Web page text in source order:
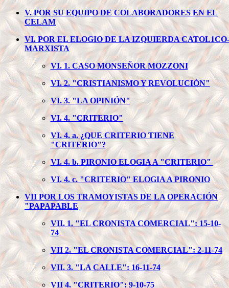
V. POR SU EQUIPO DE COLABORADORES EN EL
CELAM
VI. POR EL ELOGIO DE LA IZQUIERDA CATOL1CO-
MARXISTA
VI. 1. CASO MONSEÑOR MOZZONI
VI. 2. "CRISTIANISMO Y REVOLUCIÓN"
VI. 3. "LA OPINIÓN"
VI. 4. "CRITERIO"
VI. 4. a. ¿QUE CRITERIO TIENE
"CRITERIO"?
VI. 4. b. PIRONIO ELOGIA A "CRITERIO"
VI. 4. c. "CRITERIO" ELOGIA A PIRONIO
VII POR LOS TRAMOYISTAS DE LA OPERACIÓN
"PAPAPABLE
VII. 1. "EL CRONISTA COMERCIAL": 15-10-
74
VII 2. "EL CRONISTA COMERCIAL": 2-11-74
VII. 3. "LA CALLE": 16-11-74
VII 4. "CRITERIO": 9-10-75